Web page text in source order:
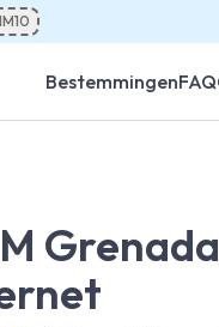
BestemmingenFAQ